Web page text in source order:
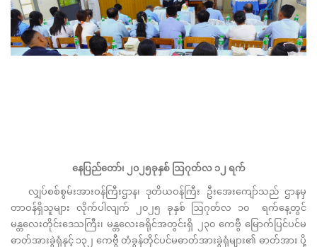
နေပြည်တော်၊ ၂၀၂၅ခုနှစ် ဩဂုတ်လ ၁၂ ရက်
လျှပ်စစ်စွမ်းအားဝန်ကြီးဌာန၊ ဒုတိယဝန်ကြီး ဦးအေးကျော်သည် ဌာနမှ
တာဝန်ရှိသူများ လိုက်ပါလျက် ၂၀၂၅ ခုနှစ် ဩဂုတ်လ ၁၀ ရက်နေ့တွင်
မန္တလေးတိုင်းဒေသကြီး၊ မန္တလေးခရိုင်အတွင်းရှိ ၂၃၀ ကေဗွီ မြောက်ပြင်ပင်မ
ဓာတ်အားခွဲရုံနှင့် ၁၃၂ ကေဗွီ တံခွန်တိုင်ပင်မဓာတ်အားခွဲရုံများ၏ ဓာတ်အား ပို့